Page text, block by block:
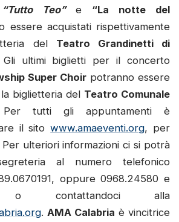
“Tutto Teo”e “La notte del
essere acquistati rispettivamente
del Teatro Grandinetti di
ultimi biglietti per il concerto
Super Choir potranno essere
biglietteria del Teatro Comunale
tutti gli appuntamenti è
il sitowww.amaeventi.org, per
Per ulteriori informazioni ci si potrà
al numero telefonico
oppure 0968.24580 e
o contattandoci alla
. AMA Calabria è vincitrice